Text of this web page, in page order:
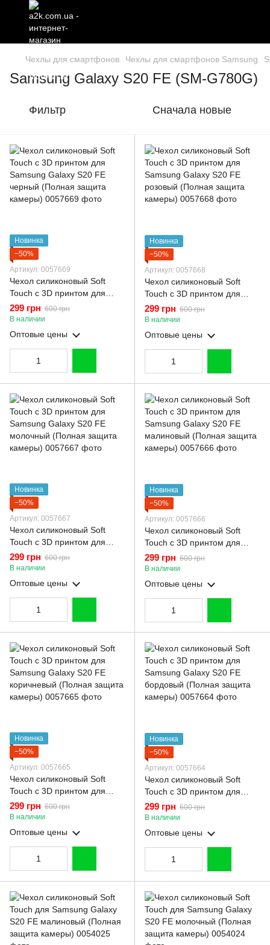
Чехлы для смартфонов Чехлы для смартфонов Samsung
Samsung Galaxy S20 FE (SM-G780G)
Фильтр Сначала новые
Новинка
−50%
Артикул: 0057669
Чехол силиконовый Soft
Touch с 3D принтом для
Samsung Galaxy S20 FE
черный (Полная защита
камеры)
299 грн 600 грн
В наличии
Оптовые цены
Новинка
−50%
Артикул: 0057668
Чехол силиконовый Soft
Touch с 3D принтом для
Samsung Galaxy S20 FE
розовый (Полная защита
камеры)
299 грн 600 грн
В наличии
Оптовые цены
Новинка
−50%
Артикул: 0057667
Чехол силиконовый Soft
Touch с 3D принтом для
Samsung Galaxy S20 FE
молочный (Полная защита
камеры)
299 грн 600 грн
В наличии
Оптовые цены
Новинка
−50%
Артикул: 0057666
Чехол силиконовый Soft
Touch с 3D принтом для
Samsung Galaxy S20 FE
малиновый (Полная защита
камеры)
299 грн 600 грн
В наличии
Оптовые цены
Новинка
−50%
Артикул: 0057665
Чехол силиконовый Soft
Touch с 3D принтом для
Samsung Galaxy S20 FE
коричневый (Полная защита
камеры)
299 грн 600 грн
В наличии
Оптовые цены
Новинка
−50%
Артикул: 0057664
Чехол силиконовый Soft
Touch с 3D принтом для
Samsung Galaxy S20 FE
бордовый (Полная защита
камеры)
299 грн 600 грн
В наличии
Оптовые цены